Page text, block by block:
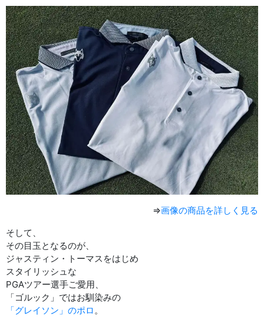
⇒画像の商品を詳しく見る
そして、
その目玉となるのが、
ジャスティン・トーマスをはじめ
スタイリッシュな
PGAツアー選手ご愛用、
「ゴルック」ではお馴染みの
「グレイソン」のポロ。